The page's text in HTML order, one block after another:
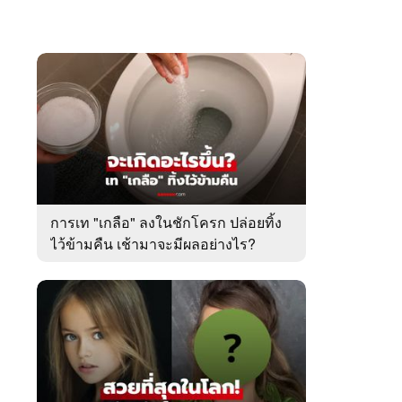
การเท "เกลือ" ลงในชักโครก ปล่อยทิ้ง
ไว้ข้ามคืน เช้ามาจะมีผลอย่างไร?